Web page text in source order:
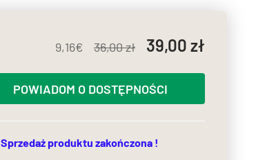
39,00
36,00
9,16
POWIADOM O DOSTĘPNOŚCI
Sprzedaż produktu zakończona !